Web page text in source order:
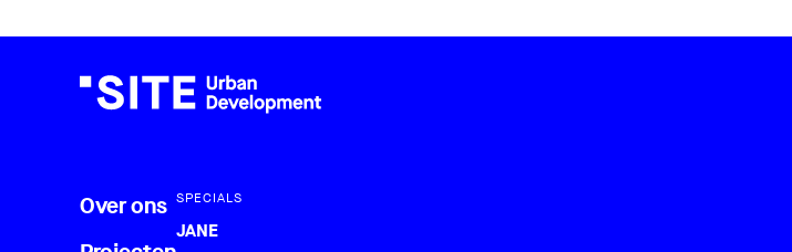
Over ons SPECIALS
JANE